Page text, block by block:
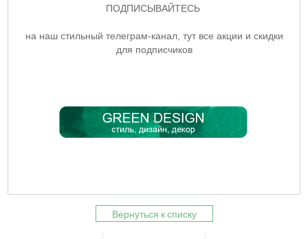
ПОДПИСЫВАЙТЕСЬ
на наш стильный телеграм-канал, тут все акции и скидки
для подписчиков
Вернуться к списку